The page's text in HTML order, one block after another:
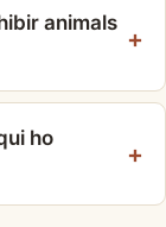
animals
ho